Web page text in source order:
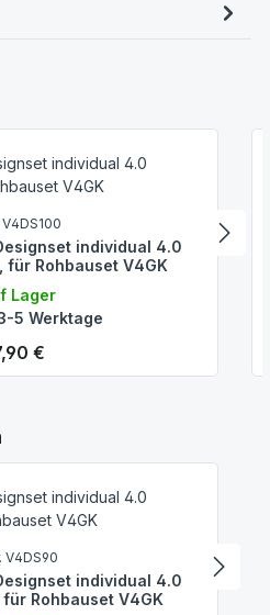
individual 4.0
für Rohbauset V4GK
Lager
5 Werktage
Preis:
€
V4DS90
individual 4.0
Rohbauset V4GK